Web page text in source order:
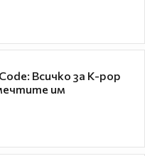
Всичко за K-pop
им